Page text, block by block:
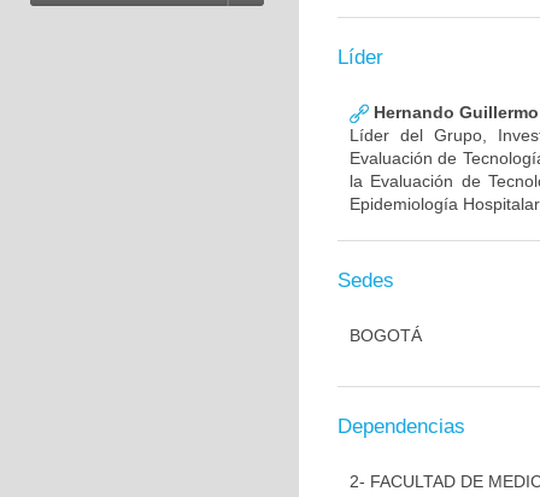
Líder
Hernando
Líder del Grupo,
Evaluación de
la Evaluación de
Epidemiología
Sedes
BOGOTÁ
Dependencias
2- FACULTAD DE